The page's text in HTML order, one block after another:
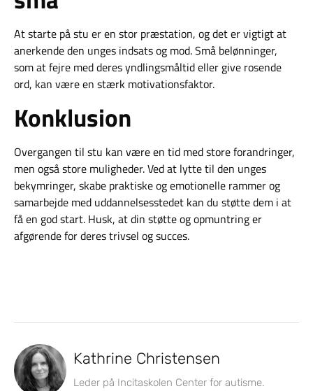
At starte på stu er en stor præstation, og det er vigtigt at
anerkende den unges indsats og mod. Små belønninger,
som at fejre med deres yndlingsmåltid eller give rosende
ord, kan være en stærk motivationsfaktor.
Konklusion
Overgangen til stu kan være en tid med store forandringer,
men også store muligheder. Ved at lytte til den unges
bekymringer, skabe praktiske og emotionelle rammer og
samarbejde med uddannelsesstedet kan du støtte dem i at
få en god start. Husk, at din støtte og opmuntring er
afgørende for deres trivsel og succes.
Kathrine Christensen
Leder på Incitaskolen Center for autisme.